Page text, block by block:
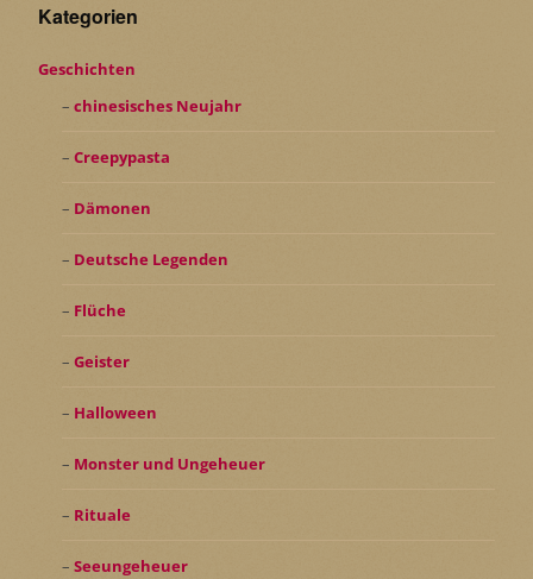
Kategorien
Geschichten
chinesisches Neujahr
Creepypasta
Dämonen
Deutsche Legenden
Flüche
Geister
Halloween
Monster und Ungeheuer
Rituale
Seeungeheuer